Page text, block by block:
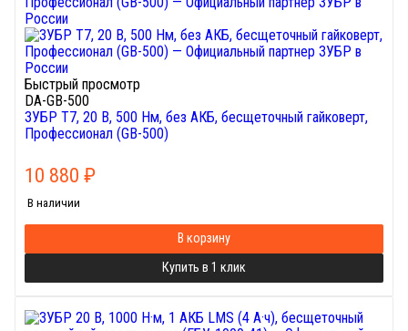
Быстрый просмотр
DA-GB-500
ЗУБР Т7, 20 В, 500 Нм, без АКБ, бесщеточный гайковерт,
Профессионал (GB-500)
10 880 ₽
В наличии
В корзину
Купить в 1 клик